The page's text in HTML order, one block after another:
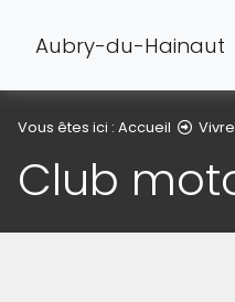
Aubry-du-Hainaut
Vous êtes ici : Accueil
Club